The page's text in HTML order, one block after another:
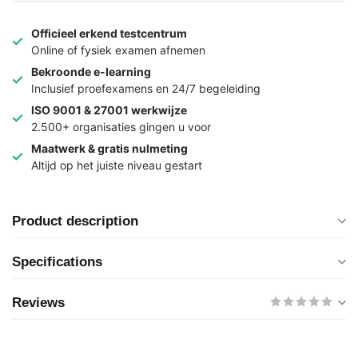
Officieel erkend testcentrum
Online of fysiek examen afnemen
Bekroonde e-learning
Inclusief proefexamens en 24/7 begeleiding
ISO 9001 & 27001 werkwijze
2.500+ organisaties gingen u voor
Maatwerk & gratis nulmeting
Altijd op het juiste niveau gestart
Product description
Specifications
Reviews